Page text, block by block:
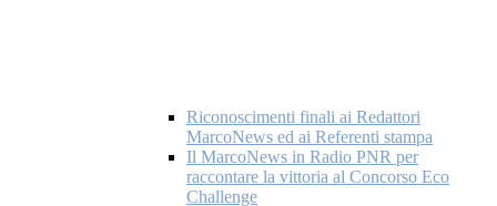
Riconoscimenti finali ai Redattori
MarcoNews ed ai Referenti stampa
Il MarcoNews in Radio PNR per
raccontare la vittoria al Concorso Eco
Challenge